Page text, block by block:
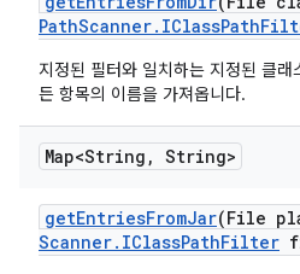
PathScanner. IClassPath
지정된 필터와 일치하는 지정된 클
든 항목의 이름을 가져옵니다.
Map<String , String>
getEntriesFromJar(File
Scanner. IClassPathFilter